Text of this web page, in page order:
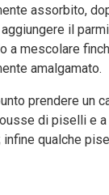
assorbito,
il
a mescolare
amalgamato.
prendere un
di piselli e
infine qualche